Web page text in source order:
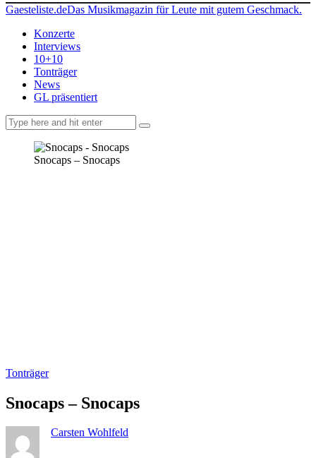
Gaesteliste.deDas Musikmagazin für Leute mit gutem Geschmack.
Konzerte
Interviews
10+10
Tonträger
News
GL präsentiert
Snocaps – Snocaps
Tonträger
Snocaps – Snocaps
Carsten Wohlfeld